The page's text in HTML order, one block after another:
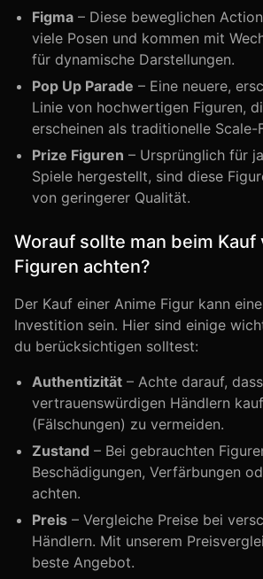
Figma – Diese beweglichen
viele Posen und kommen mit
für dynamische Darstellungen.
Pop Up Parade – Eine neuere,
Linie von hochwertigen Figuren,
erscheinen als traditionelle Scale-
Prize Figuren – Ursprünglich für
Spiele hergestellt, sind diese
von geringerer Qualität.
Worauf sollte man beim Kauf
Figuren achten?
Der Kauf einer Anime Figur kann
Investition sein. Hier sind einige
du berücksichtigen solltest:
Authentizität – Achte darauf,
vertrauenswürdigen Händlern
(Fälschungen) zu vermeiden.
Zustand – Bei gebrauchten
Beschädigungen, Verfärbungen
achten.
Preis – Vergleiche Preise bei
Händlern. Mit unserem
beste Angebot.